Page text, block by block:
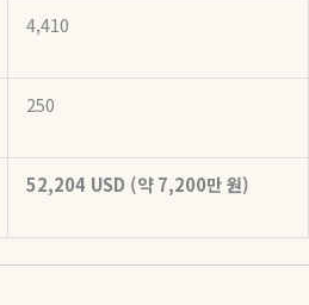
4,410
250
52,204 USD (약7,200만 원)